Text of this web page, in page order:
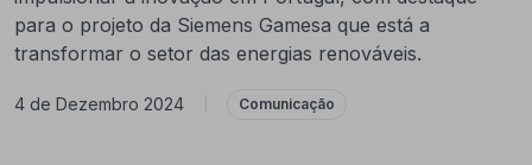
para o projeto da Siemens Gamesa que está a
transformar o setor das energias renováveis.
4 de Dezembro 2024 Comunicação